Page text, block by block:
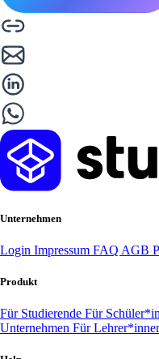
Unternehmen
Login Impressum FAQ AGB
Produkt
Für Studierende Für
Unternehmen Für